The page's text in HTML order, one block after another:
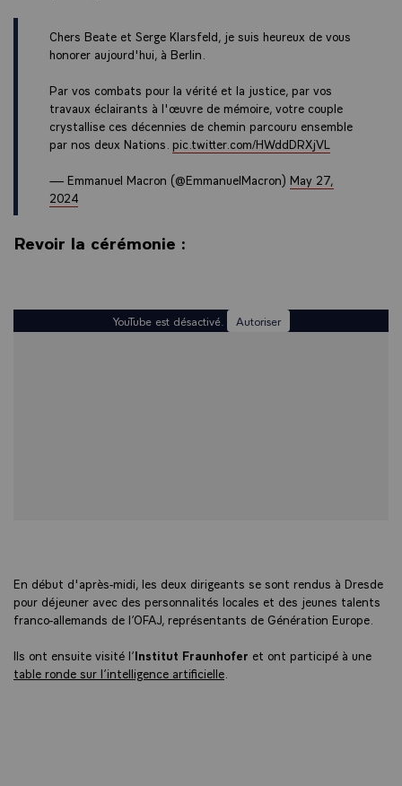
Chers Beate et Serge Klarsfeld, je suis heureux de vous
honorer aujourd'hui, à Berlin.
Par vos combats pour la vérité et la justice, par vos
travaux éclairants à l'œuvre de mémoire, votre couple
crystallise ces décennies de chemin parcouru ensemble
par nos deux Nations. pic.twitter.com/HWddDRXjVL
— Emmanuel Macron (@EmmanuelMacron) May 27,
2024
Revoir la cérémonie :
YouTube est désactivé. Autoriser
En début d'après-midi, les deux dirigeants se sont rendus à Dresde
pour déjeuner avec des personnalités locales et des jeunes talents
franco-allemands de l’OFAJ, représentants de Génération Europe.
Ils ont ensuite visité l’Institut Fraunhofer et ont participé à une
table ronde sur l’intelligence artificielle